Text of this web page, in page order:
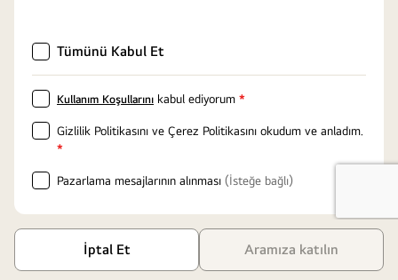
Tümünü Kabul Et
Kullanım Koşullarını kabul ediyorum *
alanlar
Gizlilik Politikasını ve Çerez Politikasını okudum ve anladım
*Zorunlu
Pazarlama mesajlarının alınması (İsteğe bağlı)
İptal Et Aramıza katılın
LGE Hizmeti Kullanım KoşullarıGizlilik PolitikasıÇerez Politikası
Tanımlama Bilgisi Ayarları
Satış Koşulları